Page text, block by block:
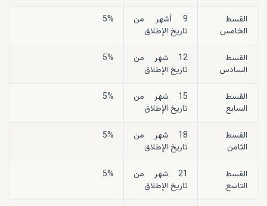
القسط
الخامس
9 أشهر من
تاريخ الإطلاق
5%
القسط
السادس
12 شهر من
تاريخ الإطلاق
5%
القسط
السابع
15 شهر من
تاريخ الإطلاق
5%
القسط
الثامن
18 شهر من
تاريخ الإطلاق
5%
القسط
التاسع
21 شهر من
تاريخ الإطلاق
5%